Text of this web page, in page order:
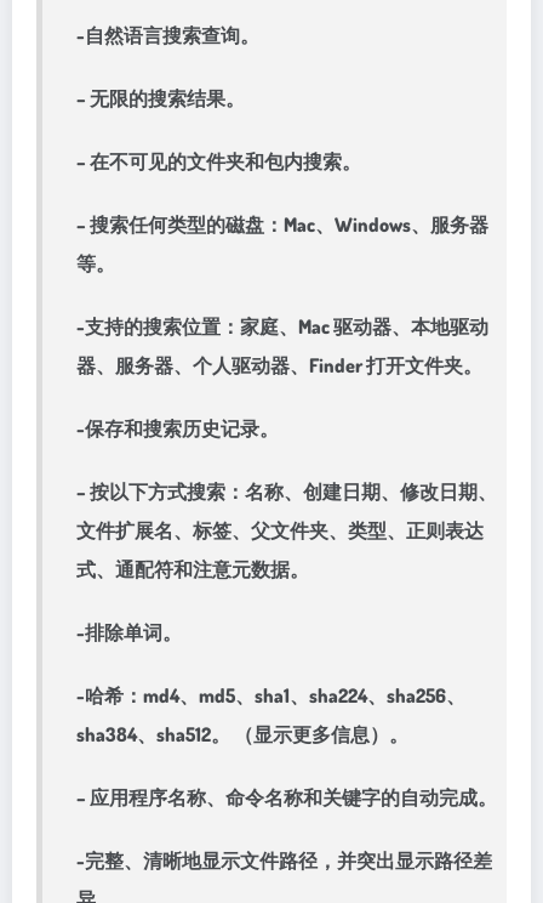
-自然语言搜索查询。
– 无限的搜索结果。
– 在不可见的文件夹和包内搜索。
– 搜索任何类型的磁盘：Mac、Windows、服务器
等。
-支持的搜索位置：家庭、Mac 驱动器、本地驱动
器、服务器、个人驱动器、Finder 打开文件夹。
-保存和搜索历史记录。
– 按以下方式搜索：名称、创建日期、修改日期、
文件扩展名、标签、父文件夹、类型、正则表达
式、通配符和注意元数据。
-排除单词。
-哈希：md4、md5、sha1、sha224、sha256、
sha384、sha512。 （显示更多信息）。
– 应用程序名称、命令名称和关键字的自动完成。
-完整、清晰地显示文件路径，并突出显示路径差